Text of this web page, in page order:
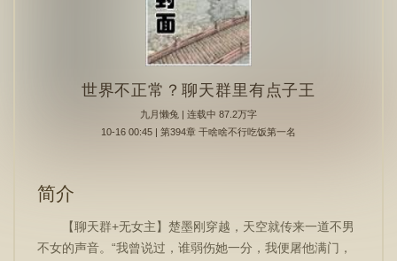
世界不正常？聊天群里有点子王
九月懒兔 | 连载中 87.2万字
10-16 00:45 | 第394章 干啥啥不行吃饭第一名
简介
【聊天群+无女主】楚墨刚穿越，天空就传来一道不男
不女的声音。“我曾说过，谁弱伤她一分，我便屠他满门，